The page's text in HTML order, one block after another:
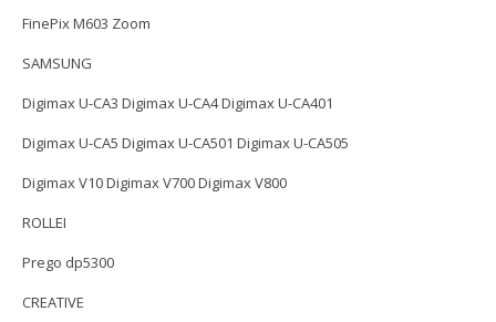
FinePix M603 Zoom
SAMSUNG
Digimax U-CA3 Digimax U-CA4 Digimax U-CA401
Digimax U-CA5 Digimax U-CA501 Digimax U-CA505
Digimax V10 Digimax V700 Digimax V800
ROLLEI
Prego dp5300
CREATIVE